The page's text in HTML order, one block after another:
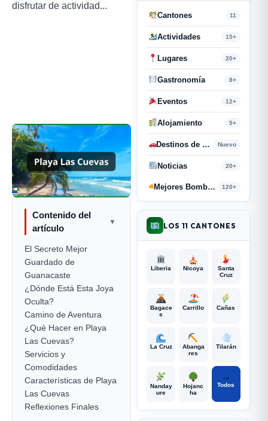
disfrutar de actividad...
Contenido del
artículo
▼
El Secreto Mejor
Guardado de
Guanacaste
¿Dónde Está Esta Joya
Oculta? ️
Camino de Aventura
¿Qué Hacer en Playa
Las Cuevas?
Servicios y
Comodidades
Características de Playa
Las Cuevas
Reflexiones Finales
Cantones 11
Actividades 15+
Lugares 20+
Gastronomía 8+
Eventos 12+
Alojamiento 5+
Destinos de Paso Nuevo
Noticias 20+
Mejores Bombas y Retahílas 120+
LOS 11 CANTONES
Liberia Nicoya
Santa
Cruz
Bagace
s
Carrillo Cañas
La Cruz
Abanga
res
Tilarán
Nanday
ure
Hojanc
ha
→
Todos